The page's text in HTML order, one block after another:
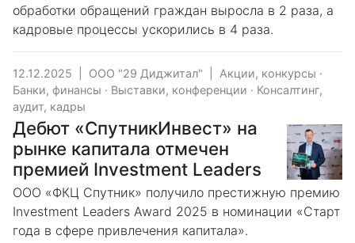
обработки обращений граждан выросла в 2 раза, а
кадровые процессы ускорились в 4 раза.
12.12.2025 ООО "29 Диджитал" Акции, конкурсы ·
Банки, финансы · Выставки, конференции · Консалтинг,
аудит, кадры
Дебют «СпутникИнвест» на
рынке капитала отмечен
премией Investment Leaders
ООО «ФКЦ Спутник» получило престижную премию
Investment Leaders Award 2025 в номинации «Старт
года в сфере привлечения капитала».